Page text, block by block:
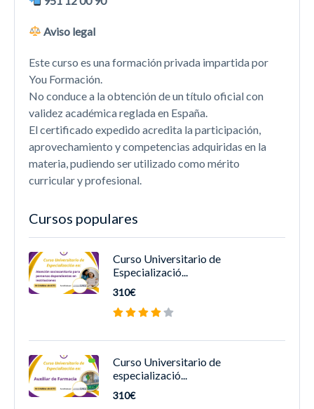
Aviso legal
Este curso es una formación privada impartida por
You Formación.
No conduce a la obtención de un título oficial con
validez académica reglada en España.
El certificado expedido acredita la participación,
aprovechamiento y competencias adquiridas en la
materia, pudiendo ser utilizado como mérito
curricular y profesional.
Cursos populares
Curso Universitario de
Especializació...
310€
Curso Universitario de
especializació...
310€